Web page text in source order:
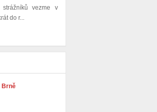
strážníků vezme v
do r...
Brně